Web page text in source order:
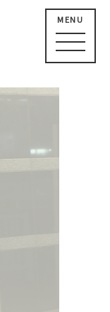
MENU